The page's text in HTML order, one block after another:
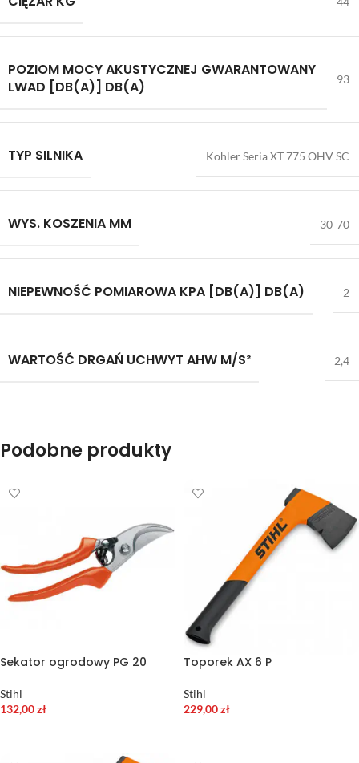
POZIOM MOCY AKUSTYCZNEJ GWARANTOWANY
LWAD [DB(A)] DB(A)
93
TYP SILNIKA Kohler Seria XT 775 OHV SC
WYS. KOSZENIA MM 30-70
NIEPEWNOŚĆ POMIAROWA KPA [DB(A)] DB(A) 2
WARTOŚĆ DRGAŃ UCHWYT AHW M/S² 2,4
Podobne produkty
Sekator ogrodowy PG 20
Stihl
132,00zł
Toporek AX 6 P
Stihl
229,00zł